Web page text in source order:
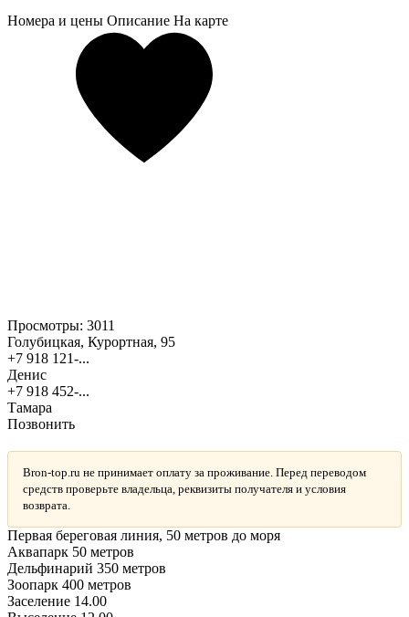
Номера и цены Описание На карте
Просмотры: 3011
Голубицкая, Курортная, 95
+7 918 121-...
Денис
+7 918 452-...
Тамара
Позвонить
Bron-top.ru не принимает оплату за проживание. Перед переводом
средств проверьте владельца, реквизиты получателя и условия
возврата.
Первая береговая линия, 50 метров до моря
Аквапарк 50 метров
Дельфинарий 350 метров
Зоопарк 400 метров
Заселение 14.00